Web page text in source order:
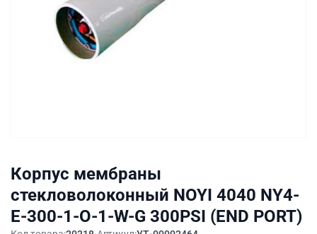
Корпус мембраны
стекловолоконный NOYI 4040 NY4-
E-300-1-O-1-W-G 300PSI (END PORT)